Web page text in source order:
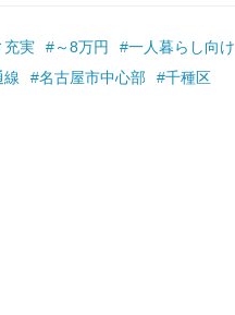
充実 #～8万円 #一人暮らし向け
線 #名古屋市中心部 #千種区